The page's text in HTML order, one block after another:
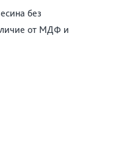
без
от МДФ и